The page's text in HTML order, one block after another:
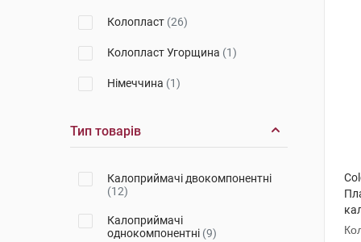
Колопласт (26)
Колопласт Угорщина (1)
Німеччина (1)
Тип товарів
Калоприймачі двокомпонентні
(12)
Калоприймачі
однокомпонентні (9)